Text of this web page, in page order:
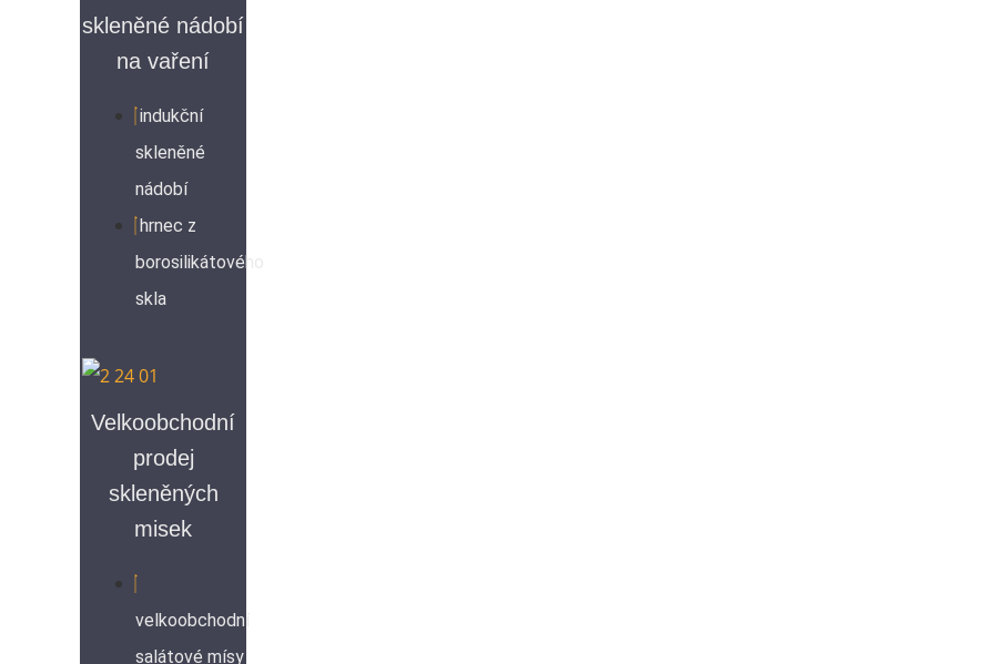
skleněné nádobí
na vaření
indukční
skleněné
nádobí
hrnec z
borosilikátového
skla
Velkoobchodní
prodej
skleněných
misek
velkoobchodní
salátové mísy